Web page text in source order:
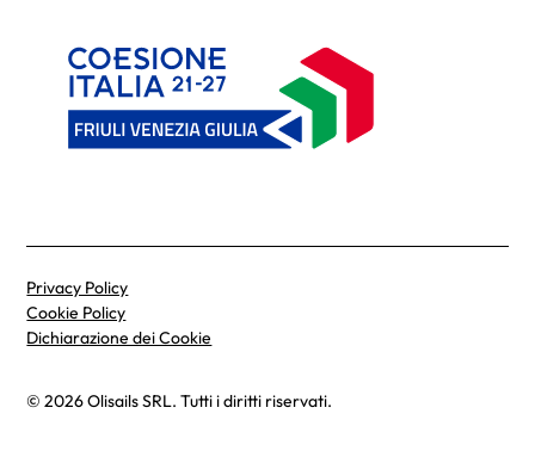
© 2026 Olisails SRL. Tutti i diritti riservati.
Privacy Policy
Cookie Policy
Dichiarazione dei Cookie